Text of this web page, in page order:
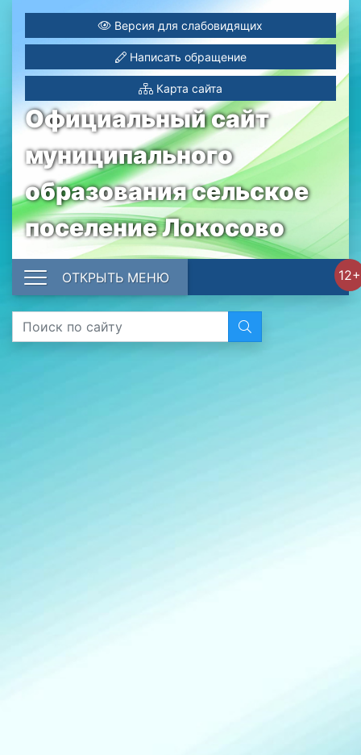
Официальный сайт
муниципального
образования сельское
поселение Локосово
Версия для слабовидящих
Написать обращение
Карта сайта
12+
ОТКРЫТЬ МЕНЮ